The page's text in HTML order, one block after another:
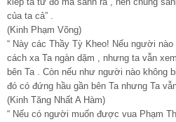
của ta cả” .
(Kinh Phạm Võng)
“ Này các Thầy Tỳ Kheo! Nếu người
cách xa Ta ngàn dặm , nhưng ta vẫn
bên Ta . Còn nếu như người nào không
đó có đứng hầu gần bên Ta nhưng Ta
(Kinh Tăng Nhất A Hàm)
“ Nếu có người muốn được vua Phạm